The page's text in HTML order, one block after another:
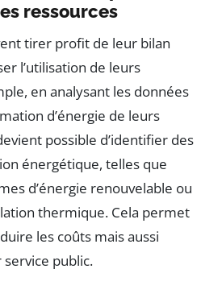
ressources
tirer profit de leur bilan
l’utilisation de leurs
en analysant les données
d’énergie de leurs
possible d’identifier des
énergétique, telles que
d’énergie renouvelable ou
thermique. Cela permet
les coûts mais aussi
service public.